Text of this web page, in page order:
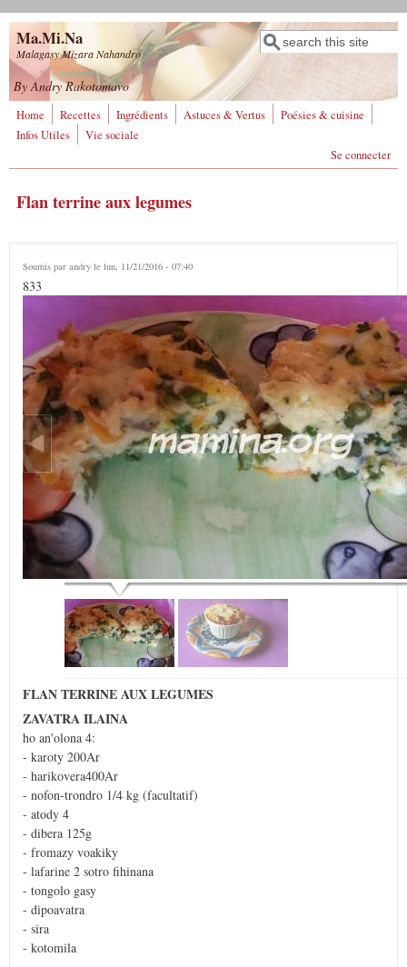
Aller au contenu principal
Ma.Mi.Na
Malagasy Mizara Nahandro
Formulaire de
recherche
Rechercher
By Andry Rakotomavo
Home Recettes Ingrédients Astuces & Vertus
Poésies & cuisine
Infos Utiles
Vie sociale
Se connecter
Flan terrine aux legumes
Soumis par andry le lun, 11/21/2016 - 07:40
833
FLAN TERRINE AUX LEGUMES
ZAVATRA ILAINA
ho an'olona 4:
- karoty 200Ar
- harikovera400Ar
- nofon-trondro 1/4 kg (facultatif)
- atody 4
- dibera 125g
- fromazy voakiky
- lafarine 2 sotro fihinana
- tongolo gasy
- dipoavatra
- sira
- kotomila